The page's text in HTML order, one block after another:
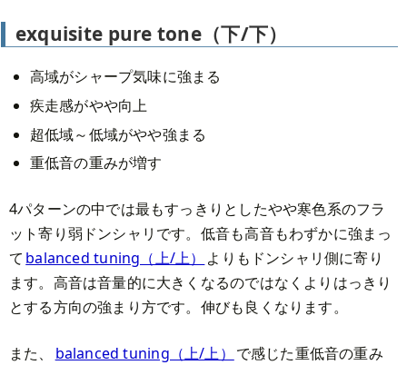
exquisite pure tone（下/下）
高域がシャープ気味に強まる
疾走感がやや向上
超低域～低域がやや強まる
重低音の重みが増す
4パターンの中では最もすっきりとしたやや寒色系のフラ
ット寄り弱ドンシャリです。低音も高音もわずかに強まっ
て balanced tuning（上/上）
よりもドンシャリ側に寄り
ます。高音は音量的に大きくなるのではなくよりはっきり
とする方向の強まり方です。伸びも良くなります。
また、 balanced tuning（上/上） で感じた重低音の重み